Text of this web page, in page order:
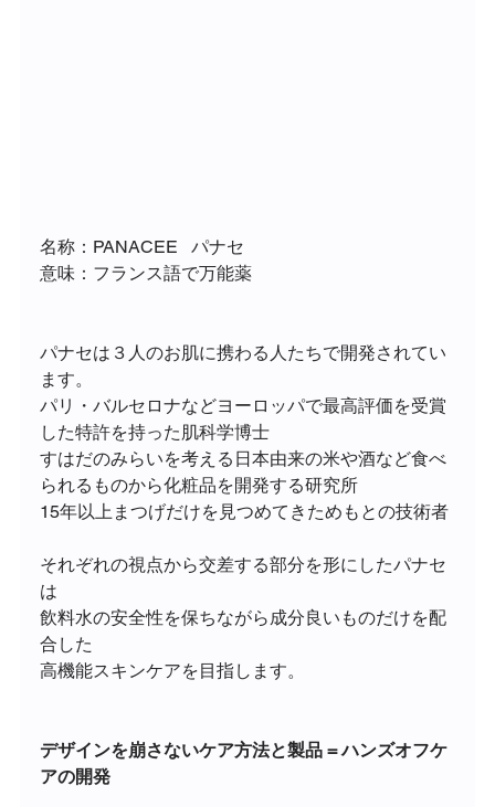
名称：PANACEE   パナセ
意味：フランス語で万能薬
パナセは３人のお肌に携わる人たちで開発されてい
ます。
パリ・バルセロナなどヨーロッパで最高評価を受賞
した特許を持った肌科学博士
すはだのみらいを考える日本由来の米や酒など食べ
られるものから化粧品を開発する研究所
15年以上まつげだけを見つめてきためもとの技術者
それぞれの視点から交差する部分を形にしたパナセ
は
飲料水の安全性を保ちながら成分良いものだけを配
合した
高機能スキンケアを目指します。
デザインを崩さないケア方法と製品 = ハンズオフケ
アの開発